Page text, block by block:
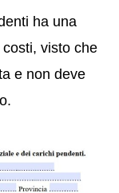
ha una
visto che
e non deve